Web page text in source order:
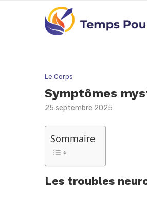
Le Corps
Symptômes
25 septembre 2025
Sommaire
Les troubles